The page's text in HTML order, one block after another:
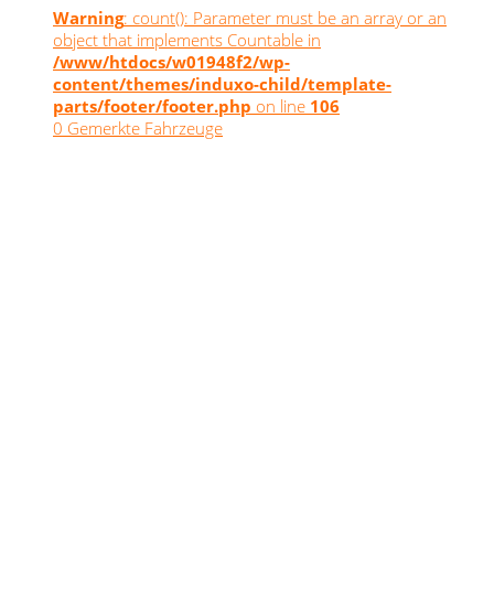
Warning: count(): Parameter must be an array or an
object that implements Countable in
/www/htdocs/w01948f2/wp-
content/themes/induxo-child/template-
parts/footer/footer.php on line 106
0 Gemerkte Fahrzeuge